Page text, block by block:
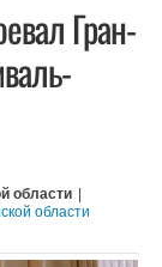
Гран-
области
области